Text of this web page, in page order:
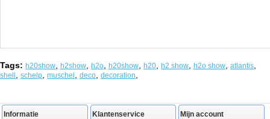
Tags: h20show h2show h2o h20show h20 h2 show h2o show atlantis
shell schelp muschel deco decoration
Informatie Klantenservice Mijn account